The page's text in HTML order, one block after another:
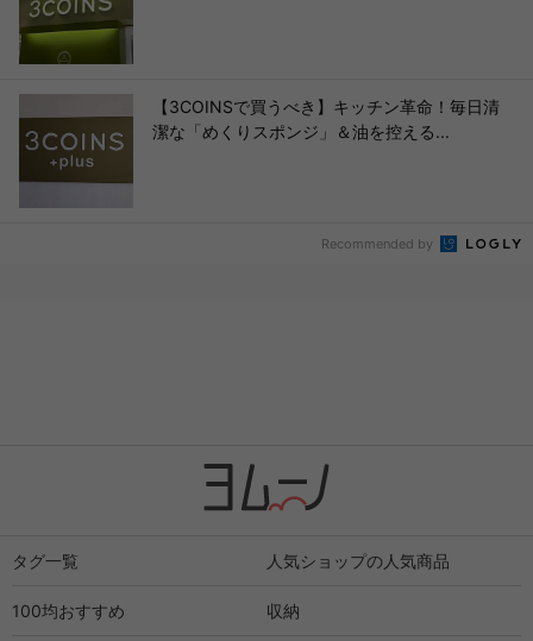
【3COINSで買うべき】キッチン革命！毎日清
潔な「めくりスポンジ」＆油を控える...
Recommended by
タグ一覧 人気ショップの人気商品
100均おすすめ 収納